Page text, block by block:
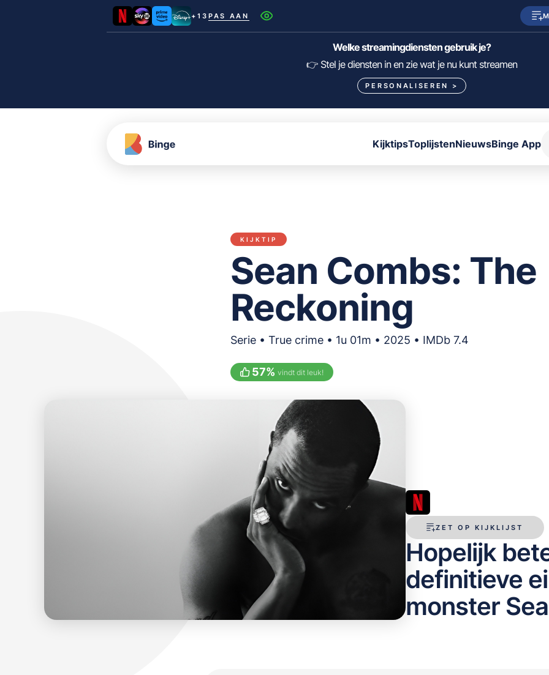
+13 PAS AAN
Netflix SkyShowtime Prime Video
HBO Max NPO Start
Pathé Thuis
Welke streamingdiensten gebruik je?
👉 Stel je diensten in en zie wat je nu kunt streamen
PERSONALISEREN >
KijktipsToplijstenNieuwsBinge App
KIJKTIP
Sean Combs: The
Reckoning
Serie • True crime • 1u 01m • 2025 • IMDb 7.4
57% vindt dit leuk!
ZET OP KIJKLIJST
Hopelijk
definitieve
monster